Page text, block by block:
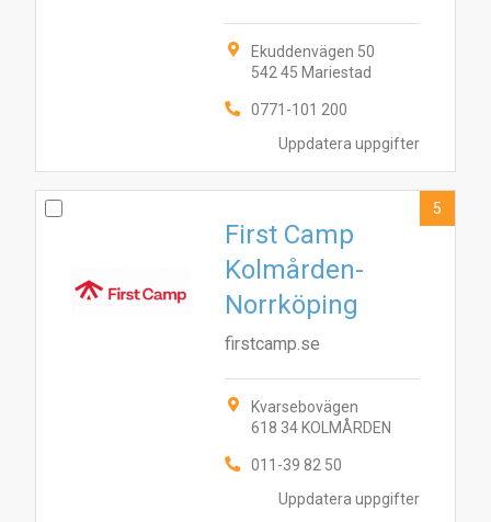
Uppdatera uppgifter
Ekuddenvägen 50
542 45 Mariestad
0771-101 200
Uppdatera uppgifter
First Camp
Kolmården-
Norrköping
firstcamp.se
Kvarsebovägen
618 34 KOLMÅRDEN
011-39 82 50
5